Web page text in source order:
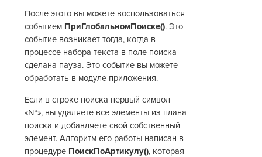
После этого вы можете воспользоваться
событием ПриГлобальномПоиске(). Это
событие возникает тогда, когда в
процессе набора текста в поле поиска
сделана пауза. Это событие вы можете
обработать в модуле приложения.
Если в строке поиска первый символ
«№», вы удаляете все элементы из плана
поиска и добавляете свой собственный
элемент. Алгоритм его работы написан в
процедуре ПоискПоАртикулу(), которая